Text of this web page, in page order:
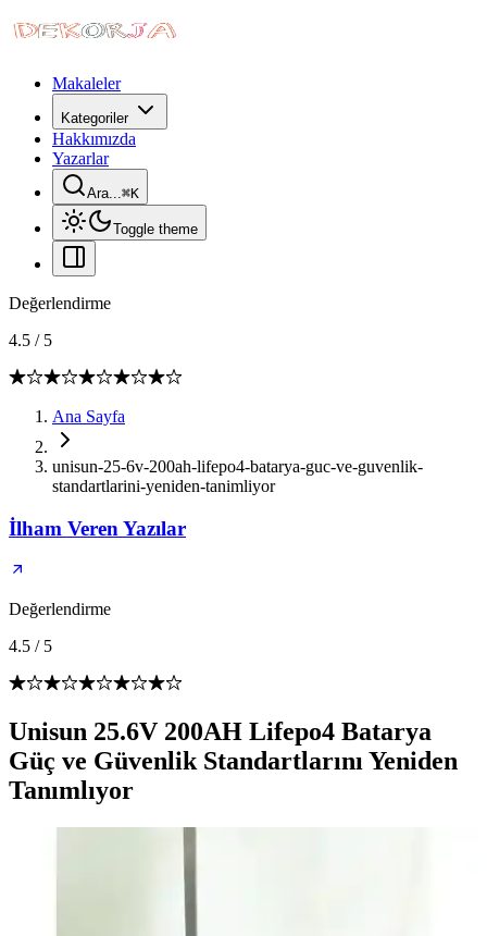
Makaleler
Kategoriler
Hakkımızda
Yazarlar
Ara...⌘K
Toggle theme
Değerlendirme
4.5 / 5
Ana Sayfa
unisun-25-6v-200ah-lifepo4-batarya-guc-ve-guvenlik-
standartlarini-yeniden-tanimliyor
İlham Veren Yazılar
Değerlendirme
4.5 / 5
Unisun 25.6V 200AH Lifepo4 Batarya
Güç ve Güvenlik Standartlarını Yeniden
Tanımlıyor